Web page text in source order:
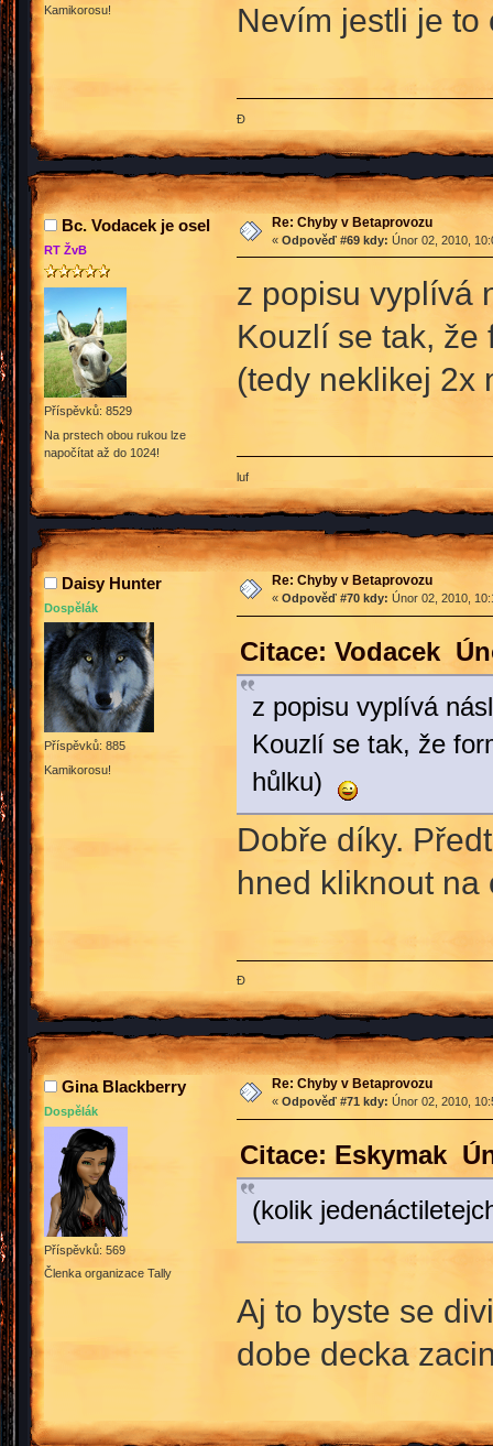
Kamikorosu!
Nevím jestli je
Đ
Bc. Vodacek je osel
RT ŽvB
Příspěvků: 8529
Na prstech obou rukou lze
napočítat až do 1024!
Re: Chyby v Betaprovozu
« Odpověď #69 kdy: Únor 02, 2010,
z popisu vyplívá
Kouzlí se tak, že
(tedy neklikej
luf
Daisy Hunter
Dospělák
Příspěvků: 885
Kamikorosu!
Re: Chyby v Betaprovozu
« Odpověď #70 kdy: Únor 02, 2010,
Citace: Vodacek
z popisu vyplívá
Kouzlí se tak, že
hůlku)
Dobře díky.
hned kliknout na
Đ
Gina Blackberry
Dospělák
Příspěvků: 569
Členka organizace Tally
Re: Chyby v Betaprovozu
« Odpověď #71 kdy: Únor 02, 2010,
Citace: Eskymak
(kolik
Aj to byste se
dobe decka